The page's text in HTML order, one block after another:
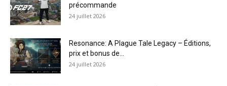
précommande
24 juillet 2026
Resonance: A Plague Tale Legacy – Éditions,
prix et bonus de...
24 juillet 2026